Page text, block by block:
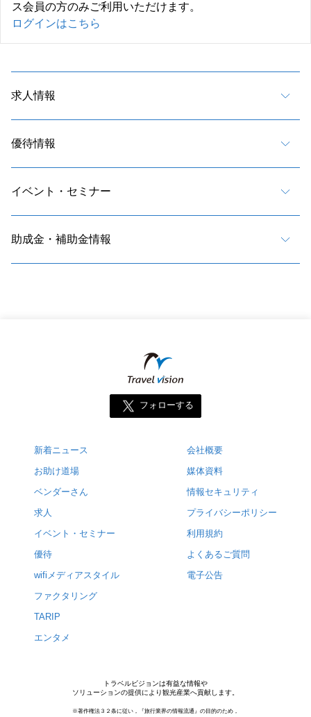
ス会員の方のみご利用いただけます。
ログインはこちら
求人情報
優待情報
イベント・セミナー
助成金・補助金情報
フォローする
新着ニュース
お助け道場
ベンダーさん
求人
イベント・セミナー
優待
wifiメディアスタイル
ファクタリング
TARIP
エンタメ
会社概要
媒体資料
情報セキュリティ
プライバシーポリシー
利用規約
よくあるご質問
電子公告
トラベルビジョンは有益な情報や
ソリューションの提供により観光産業へ貢献します。
※著作権法３２条に従い，『旅行業界の情報流通』の目的のため，